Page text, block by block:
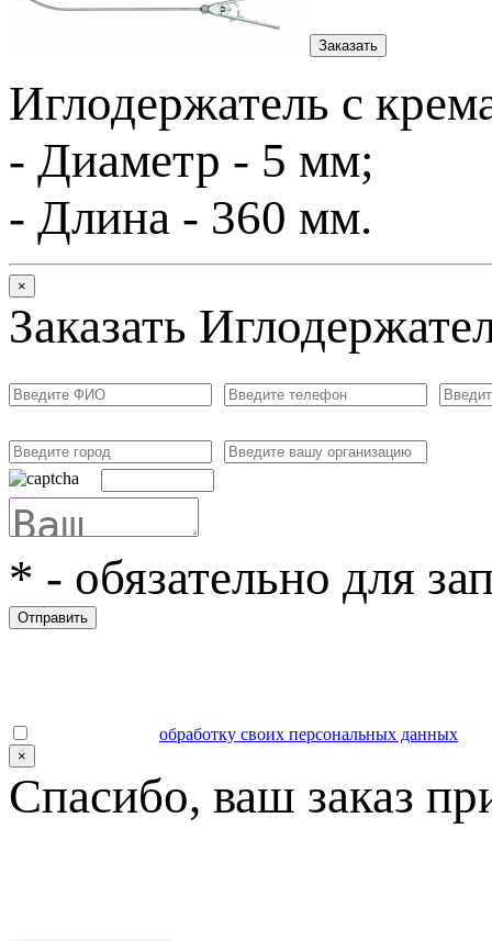
Заказать
Иглодержатель с
- Диаметр - 5 мм;
- Длина - 360 мм.
×
Заказать
* - обязательно для
Отправить
обработку своих персональных данных
×
Спасибо, ваш заказ